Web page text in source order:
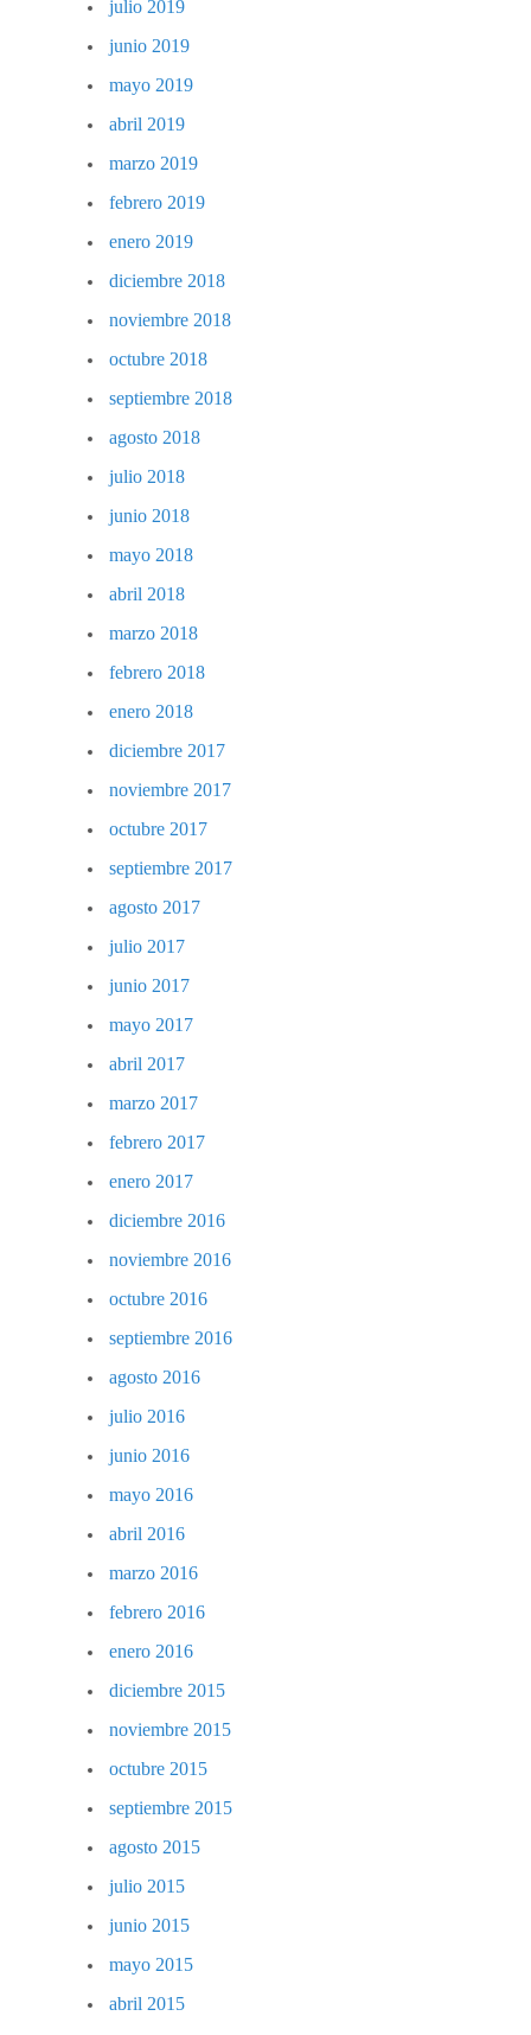
julio 2019
junio 2019
mayo 2019
abril 2019
marzo 2019
febrero 2019
enero 2019
diciembre 2018
noviembre 2018
octubre 2018
septiembre 2018
agosto 2018
julio 2018
junio 2018
mayo 2018
abril 2018
marzo 2018
febrero 2018
enero 2018
diciembre 2017
noviembre 2017
octubre 2017
septiembre 2017
agosto 2017
julio 2017
junio 2017
mayo 2017
abril 2017
marzo 2017
febrero 2017
enero 2017
diciembre 2016
noviembre 2016
octubre 2016
septiembre 2016
agosto 2016
julio 2016
junio 2016
mayo 2016
abril 2016
marzo 2016
febrero 2016
enero 2016
diciembre 2015
noviembre 2015
octubre 2015
septiembre 2015
agosto 2015
julio 2015
junio 2015
mayo 2015
abril 2015